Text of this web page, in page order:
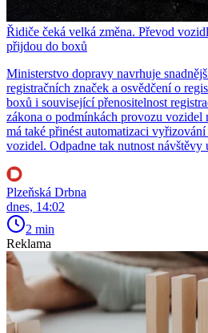
Řidiče čeká velká změna. Převod
přijdou do boxů
Ministerstvo dopravy navrhuje
registračních značek a osvědčení o
boxů i související přenositelnost
zákona o podmínkách provozu vozidel
má také přinést automatizaci
vozidel. Odpadne tak nutnost návštěvy
Plzeňská Drbna
dnes, 14:02
2 min
Reklama